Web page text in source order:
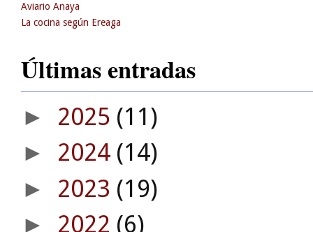
Aviario Anaya
La cocina según Ereaga
Últimas entradas
► 2025 (11)
► 2024 (14)
► 2023 (19)
► 2022 (6)